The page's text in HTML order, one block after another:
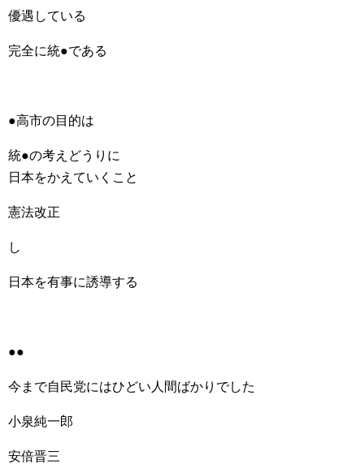
優遇している
完全に統●である
●高市の目的は
統●の考えどうりに
日本をかえていくこと
憲法改正
し
日本を有事に誘導する
●●
今まで自民党にはひどい人間ばかりでした
小泉純一郎
安倍晋三